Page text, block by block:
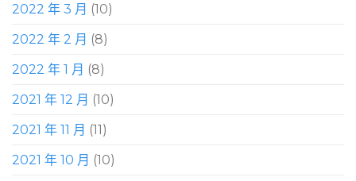
2022 年 3 月 (10)
2022 年 2 月 (8)
2022 年 1 月 (8)
2021 年 12 月 (10)
2021 年 11 月 (11)
2021 年 10 月 (10)